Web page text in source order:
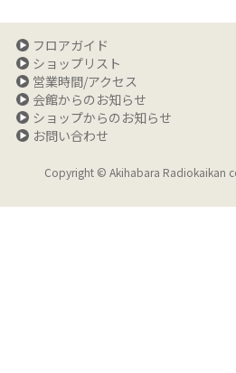
フロアガイド
ショップリスト
営業時間/アクセス
会館からのお知らせ
ショップからのお知らせ
お問い合わせ
Copyright © Akihabara Radiokaikan